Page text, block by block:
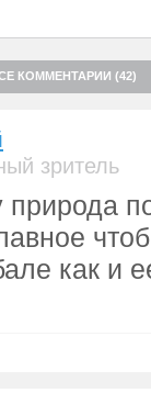
КОММЕНТАРИИ (42)
зритель
как и